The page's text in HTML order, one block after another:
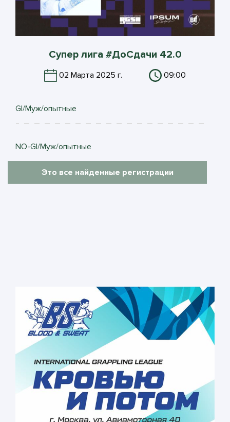
Супер лига #ДоСдачи 42.0
02 Марта 2025 г. 09:00
GI/Муж/опытные
NO-GI/Муж/опытные
Это все найденные регистрации